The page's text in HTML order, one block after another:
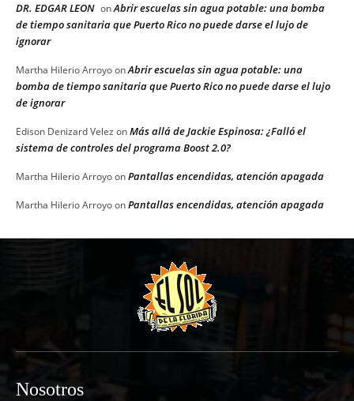
DR. EDGAR LEON onAbrir escuelas sin agua potable: una bomba
de tiempo sanitaria que Puerto Rico no puede darse el lujo de
ignorar
Martha Hilerio ArroyoonAbrir escuelas sin agua potable: una
bomba de tiempo sanitaria que Puerto Rico no puede darse el lujo
de ignorar
Edison Denizard Velez onMás allá de Jackie Espinosa: ¿Falló el
sistema de controles del programa Boost 2.0?
Martha Hilerio ArroyoonPantallas encendidas, atención apagada
Martha Hilerio ArroyoonPantallas encendidas, atención apagada
Nosotros